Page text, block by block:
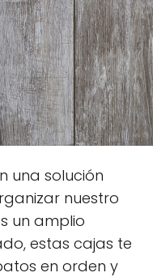
una solución
nuestro
un amplio
estas cajas te
en orden y